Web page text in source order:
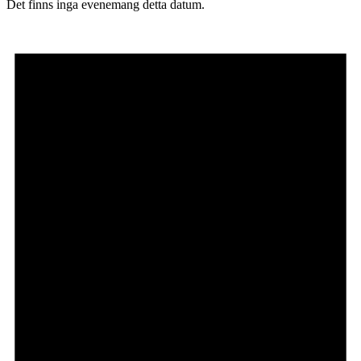
Det finns inga evenemang detta datum.